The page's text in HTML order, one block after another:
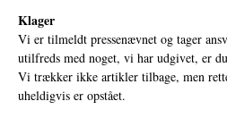
Klager
Vi er tilmeldt pressenævnet og tager
utilfreds med noget, vi har udgivet, er
Vi trækker ikke artikler tilbage, men
uheldigvis er opstået.